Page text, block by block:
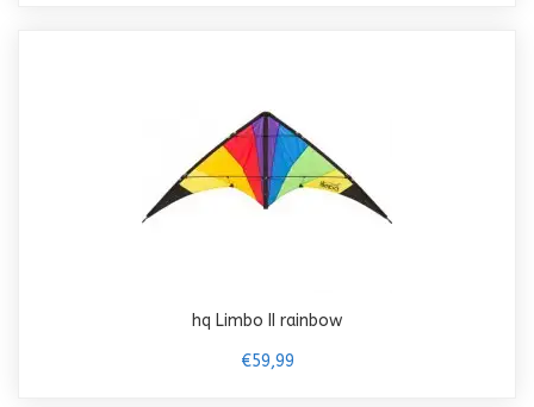
hq Limbo II rainbow
€59,99